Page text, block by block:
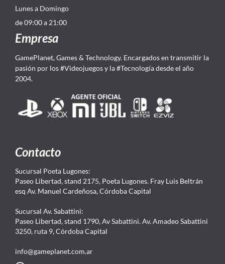
Lunes a Domingo
de 09:00 a 21:00
Empresa
GamePlanet, Games & Technology. Encargados en transmitir la
pasión por los #Videojuegos y la #Tecnología desde el año
2004.
Contacto
Sucursal Poeta Lugones:
Paseo Libertad, stand 2175, Poeta Lugones. Fray Luis Beltrán
esq Av. Manuel Cardeñosa, Córdoba Capital
Sucursal Av. Sabattini:
Paseo Libertad, stand 1790, Av Sabattini. Av. Amadeo Sabattini
3250, ruta 9, Córdoba Capital
info@gameplanet.com.ar